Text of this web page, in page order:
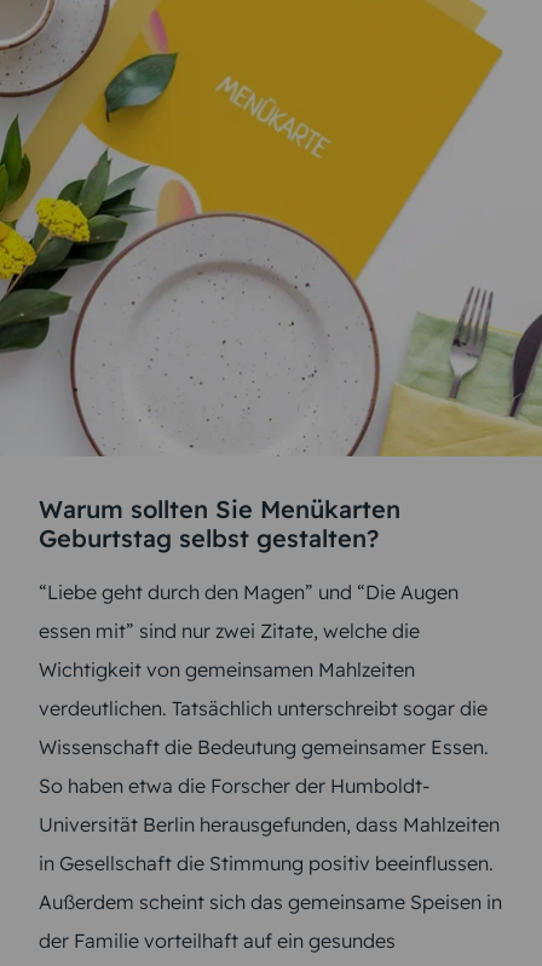
Warum sollten Sie Menükarten
Geburtstag selbst gestalten?
“Liebe geht durch den Magen” und “Die Augen
essen mit” sind nur zwei Zitate, welche die
Wichtigkeit von gemeinsamen Mahlzeiten
verdeutlichen. Tatsächlich unterschreibt sogar die
Wissenschaft die Bedeutung gemeinsamer Essen.
So haben etwa die Forscher der Humboldt-
Universität Berlin herausgefunden, dass Mahlzeiten
in Gesellschaft die Stimmung positiv beeinflussen.
Außerdem scheint sich das gemeinsame Speisen in
der Familie vorteilhaft auf ein gesundes